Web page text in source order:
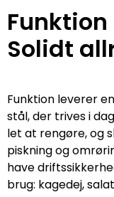
Funktion
Solidt
Funktion leverer
stål, der trives i
let at rengøre, og
piskning og
have
brug: kagedej,